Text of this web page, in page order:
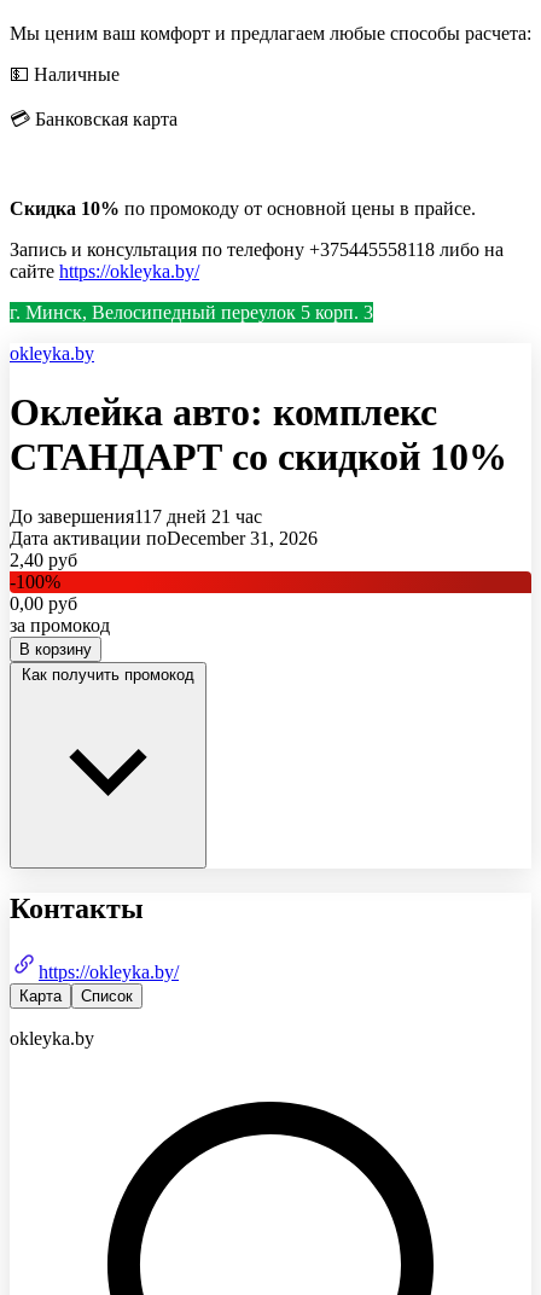
Мы ценим ваш комфорт и предлагаем любые способы расчета:
💵 Наличные
💳 Банковская карта
Скидка 10% по промокоду от основной цены в прайсе.
Запись и консультация по телефону +375445558118 либо на
сайте https://okleyka.by/
г. Минск, Велосипедный переулок 5 корп. 3
okleyka.by
Оклейка авто: комплекс
СТАНДАРТ со скидкой 10%
До завершения117 дней 21 час
Дата активации поDecember 31, 2026
2,40 руб
-100%
0,00 руб
за промокод
В корзину
Как получить промокод
Контакты
https://okleyka.by/
Карта Список
okleyka.by